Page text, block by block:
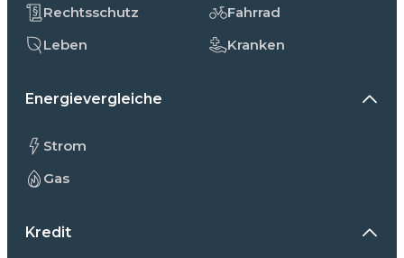
Rechtsschutz
Leben
Fahrrad
Kranken
Energievergleiche
Strom
Gas
Kredit